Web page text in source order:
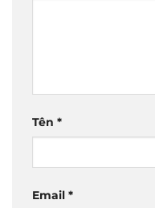
Tên *
Email *